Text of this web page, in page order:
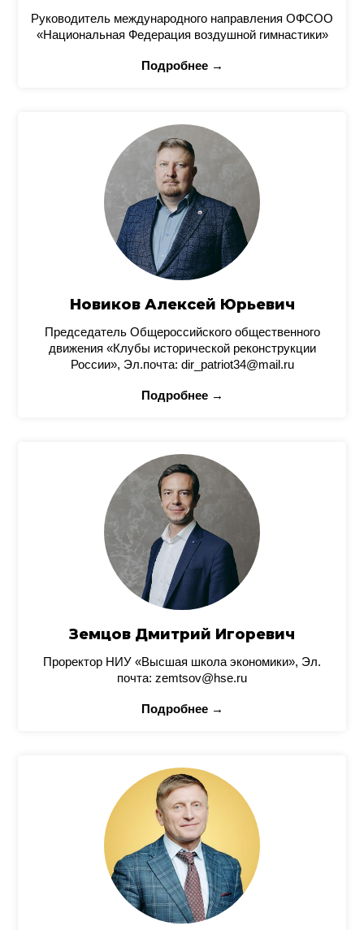
Руководитель международного направления ОФСОО
«Национальная Федерация воздушной гимнастики»
Подробнее →
Новиков Алексей Юрьевич
Председатель Общероссийского общественного
движения «Клубы исторической реконструкции
России», Эл.почта: dir_patriot34@mail.ru
Подробнее →
Земцов Дмитрий Игоревич
Проректор НИУ «Высшая школа экономики», Эл.
почта: zemtsov@hse.ru
Подробнее →